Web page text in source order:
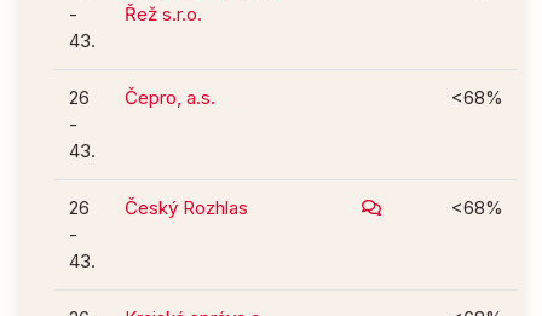
-
43.
Řež s.r.o.
26
-
43.
Čepro, a.s. <68%
26
-
43.
Český Rozhlas <68%